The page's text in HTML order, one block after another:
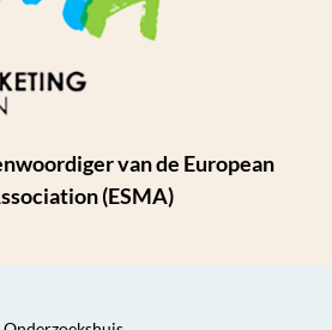
van de European
(ESMA)